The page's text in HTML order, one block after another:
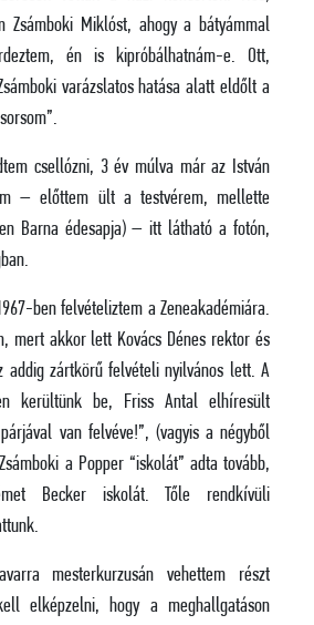
Zsámboki Miklóst, ahogy a bátyámmal
én is kipróbálhatnám-e. Ott,
varázslatos hatása alatt eldőlt a
csellózni, 3 év múlva már az István
– előttem ült a testvérem, mellette
Barna édesapja) – itt látható a fotón,
ben felvételiztem a Zeneakadémiára.
mert akkor lett Kovács Dénes rektor és
addig zártkörű felvételi nyilvános lett. A
kerültünk be, Friss Antal elhíresült
van felvéve!”, (vagyis a négyből
a Popper “iskolát” adta tovább,
Becker iskolát. Tőle rendkívüli
mesterkurzusán vehettem részt
elképzelni, hogy a meghallgatáson